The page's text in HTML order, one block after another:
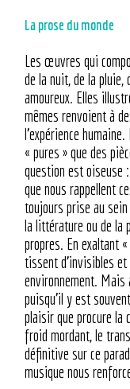
La prose du monde
Les œuvres qui
de la nuit, de la
amoureux. Elles
mêmes renvoient à
l’expérience
« pures » que des
question est oiseuse
que nous rappellent
toujours prise au sein
la littérature ou de la
propres. En exaltant
tissent d’invisibles et
environnement. Mais
puisqu’il y est
plaisir que procure la
froid mordant, le
définitive sur ce
musique nous